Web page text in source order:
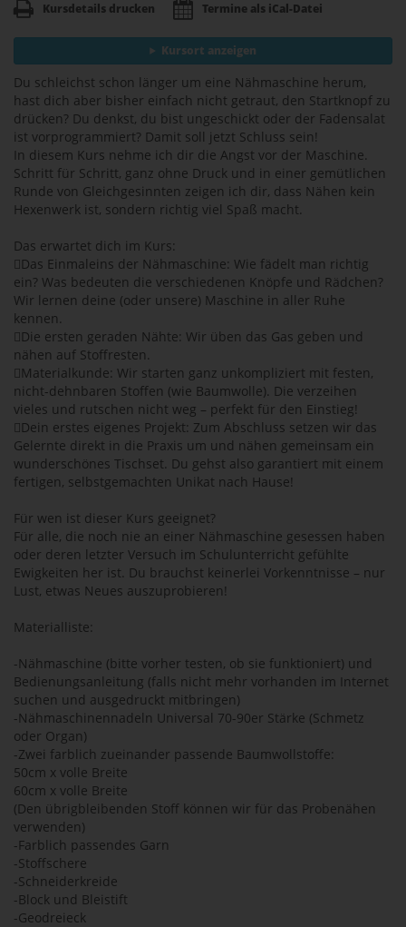
Kursdetails drucken Termine als iCal-Datei
Kursort anzeigen
Du schleichst schon länger um eine Nähmaschine herum,
hast dich aber bisher einfach nicht getraut, den Startknopf zu
drücken? Du denkst, du bist ungeschickt oder der Fadensalat
ist vorprogrammiert? Damit soll jetzt Schluss sein!
In diesem Kurs nehme ich dir die Angst vor der Maschine.
Schritt für Schritt, ganz ohne Druck und in einer gemütlichen
Runde von Gleichgesinnten zeigen ich dir, dass Nähen kein
Hexenwerk ist, sondern richtig viel Spaß macht.
Das erwartet dich im Kurs:
Das Einmaleins der Nähmaschine: Wie fädelt man richtig
ein? Was bedeuten die verschiedenen Knöpfe und Rädchen?
Wir lernen deine (oder unsere) Maschine in aller Ruhe
kennen.
Die ersten geraden Nähte: Wir üben das Gas geben und
nähen auf Stoffresten.
Materialkunde: Wir starten ganz unkompliziert mit festen,
nicht-dehnbaren Stoffen (wie Baumwolle). Die verzeihen
vieles und rutschen nicht weg – perfekt für den Einstieg!
Dein erstes eigenes Projekt: Zum Abschluss setzen wir das
Gelernte direkt in die Praxis um und nähen gemeinsam ein
wunderschönes Tischset. Du gehst also garantiert mit einem
fertigen, selbstgemachten Unikat nach Hause!
Für wen ist dieser Kurs geeignet?
Für alle, die noch nie an einer Nähmaschine gesessen haben
oder deren letzter Versuch im Schulunterricht gefühlte
Ewigkeiten her ist. Du brauchst keinerlei Vorkenntnisse – nur
Lust, etwas Neues auszuprobieren!
Materialliste:
-Nähmaschine (bitte vorher testen, ob sie funktioniert) und
Bedienungsanleitung (falls nicht mehr vorhanden im Internet
suchen und ausgedruckt mitbringen)
-Nähmaschinennadeln Universal 70-90er Stärke (Schmetz
oder Organ)
-Zwei farblich zueinander passende Baumwollstoffe:
50cm x volle Breite
60cm x volle Breite
(Den übrigbleibenden Stoff können wir für das Probenähen
verwenden)
-Farblich passendes Garn
-Stoffschere
-Schneiderkreide
-Block und Bleistift
-Geodreieck